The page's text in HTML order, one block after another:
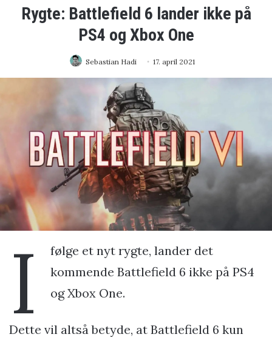
Rygte: Battlefield 6 lander ikke på
PS4 og Xbox One
Sebastian Hadi 17. april 2021
I
følge et nyt rygte, lander det
kommende Battlefield 6 ikke på PS4
og Xbox One.
Dette vil altså betyde, at Battlefield 6 kun